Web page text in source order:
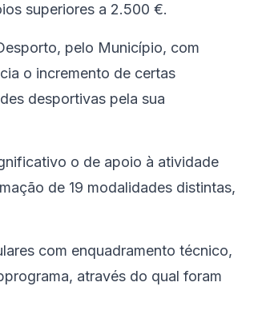
superiores a 2.500 €.
pelo Município, com
o incremento de certas
desportivas pela sua
o de apoio à atividade
de 19 modalidades distintas,
com enquadramento técnico,
através do qual foram